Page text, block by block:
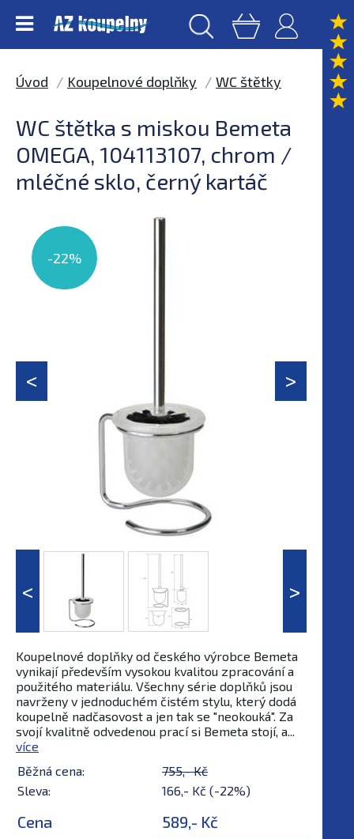
Úvod Koupelnové doplňky WC štětky
WC štětka s miskou Bemeta
OMEGA, 104113107, chrom /
mléčné sklo, černý kartáč
-22%
Koupelnové doplňky od českého výrobce Bemeta
vynikají především vysokou kvalitou zpracování a
použitého materiálu. Všechny série doplňků jsou
navrženy v jednoduchém čistém stylu, který dodá
koupelně nadčasovost a jen tak se "neokouká". Za
svojí kvalitně odvedenou prací si Bemeta stojí, a...
více
Běžná cena:
755,- Kč
Sleva:
166,- Kč (-22%)
Cena 589,- Kč